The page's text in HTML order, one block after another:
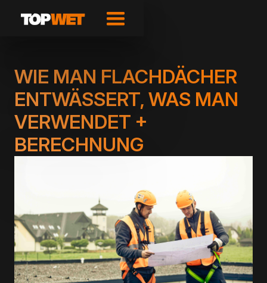
WIE MAN FLACHDÄCHER
ENTWÄSSERT, WAS MAN
VERWENDET +
BERECHNUNG